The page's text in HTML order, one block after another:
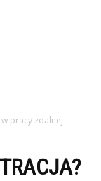
pracy zdalnej